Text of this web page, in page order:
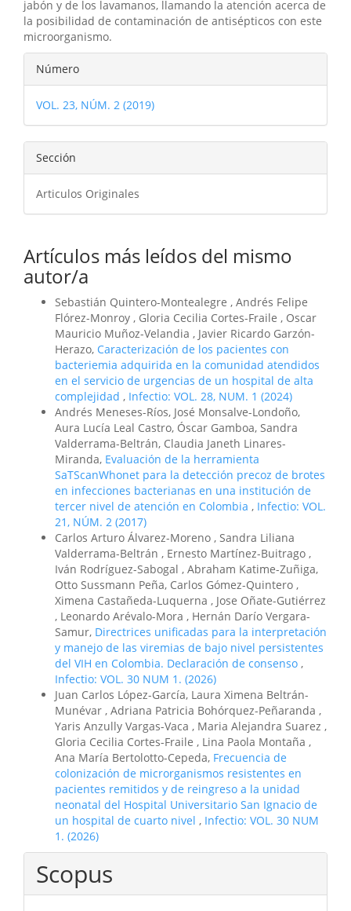
jabón y de los lavamanos, llamando la atención acerca de
la posibilidad de contaminación de antisépticos con este
microorganismo.
Detalles
del
artículo
Número
VOL. 23, NÚM. 2 (2019)
Sección
Articulos Originales
Artículos más leídos del mismo
autor/a
Sebastián Quintero-Montealegre , Andrés Felipe
Flórez-Monroy , Gloria Cecilia Cortes-Fraile , Oscar
Mauricio Muñoz-Velandia , Javier Ricardo Garzón-
Herazo, Caracterización de los pacientes con
bacteriemia adquirida en la comunidad atendidos
en el servicio de urgencias de un hospital de alta
complejidad , Infectio: VOL. 28, NUM. 1 (2024)
Andrés Meneses-Ríos, José Monsalve-Londoño,
Aura Lucía Leal Castro, Óscar Gamboa, Sandra
Valderrama-Beltrán, Claudia Janeth Linares-
Miranda, Evaluación de la herramienta
SaTScanWhonet para la detección precoz de brotes
en infecciones bacterianas en una institución de
tercer nivel de atención en Colombia , Infectio: VOL.
21, NÚM. 2 (2017)
Carlos Arturo Álvarez-Moreno , Sandra Liliana
Valderrama-Beltrán , Ernesto Martínez-Buitrago ,
Iván Rodríguez-Sabogal , Abraham Katime-Zuñiga,
Otto Sussmann Peña, Carlos Gómez-Quintero ,
Ximena Castañeda-Luquerna , Jose Oñate-Gutiérrez
, Leonardo Arévalo-Mora , Hernán Darío Vergara-
Samur, Directrices unificadas para la interpretación
y manejo de las viremias de bajo nivel persistentes
del VIH en Colombia. Declaración de consenso ,
Infectio: VOL. 30 NUM 1. (2026)
Juan Carlos López-García, Laura Ximena Beltrán-
Munévar , Adriana Patricia Bohórquez-Peñaranda ,
Yaris Anzully Vargas-Vaca , Maria Alejandra Suarez ,
Gloria Cecilia Cortes-Fraile , Lina Paola Montaña ,
Ana María Bertolotto-Cepeda, Frecuencia de
colonización de microrganismos resistentes en
pacientes remitidos y de reingreso a la unidad
neonatal del Hospital Universitario San Ignacio de
un hospital de cuarto nivel , Infectio: VOL. 30 NUM
1. (2026)
Scopus